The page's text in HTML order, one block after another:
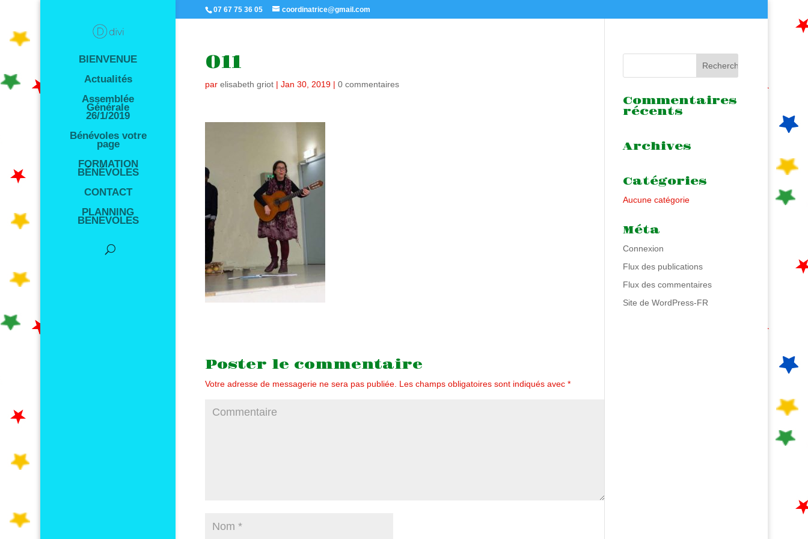
07 67 75 36 05 coordinatrice@gmail.com
BIENVENUE
Actualités
Assemblée
Générale
26/1/2019
Bénévoles votre
page
FORMATION
BÉNÉVOLES
CONTACT
PLANNING
BENEVOLES
011
parelisabeth griot |Jan 30, 2019 |0 commentaires
Poster le commentaire
Votre adresse de messagerie ne sera pas publiée. Les champs obligatoires sont indiqués avec*
Commentaires
récents
Archives
Catégories
Aucune catégorie
Méta
Connexion
Flux des publications
Flux des commentaires
Site de WordPress-FR